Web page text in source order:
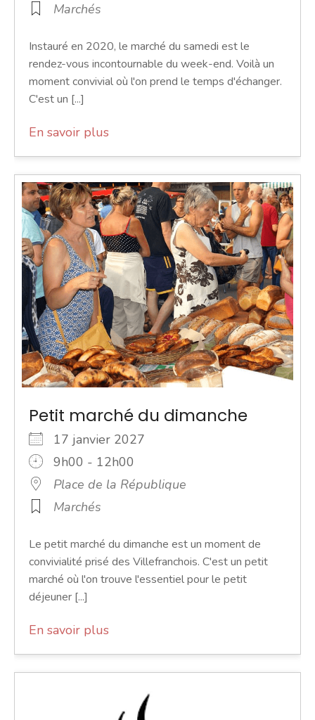
Marchés
Instauré en 2020, le marché du samedi est le
rendez-vous incontournable du week-end. Voilà un
moment convivial où l'on prend le temps d'échanger.
C'est un [...]
En savoir plus
Petit marché du dimanche
17 janvier 2027
9h00 - 12h00
Place de la République
Marchés
Le petit marché du dimanche est un moment de
convivialité prisé des Villefranchois. C'est un petit
marché où l'on trouve l'essentiel pour le petit
déjeuner [...]
En savoir plus